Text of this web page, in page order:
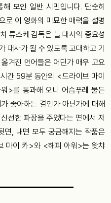
모인 일반 시민입니다. 단순히
으로 이 영화의 미묘한 매력을 설명
류스케 감독은 늘 대사의 중요성
대사가 될 수 있도록 고대하고 기
겨진 언어들은 어딘가 매우 고요
간 59분 동안의 <드라이브 마이
>를 통과해 오니 어슴푸레 물든
좋아하는 결인가 아닌가에 대해
선한 파장을 주었다는 면에서 저
면, 내면 모두 궁금해지는 작품은
마이 카>와 <해피 아워>는 왓챠